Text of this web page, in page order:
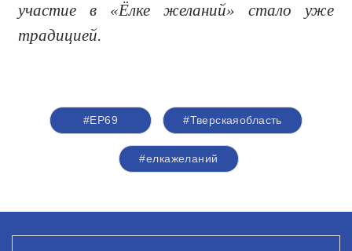
участие в «Ёлке желаний» стало уже
традицией.
#ЕР69 #Тверскаяобласть
#елкажеланий